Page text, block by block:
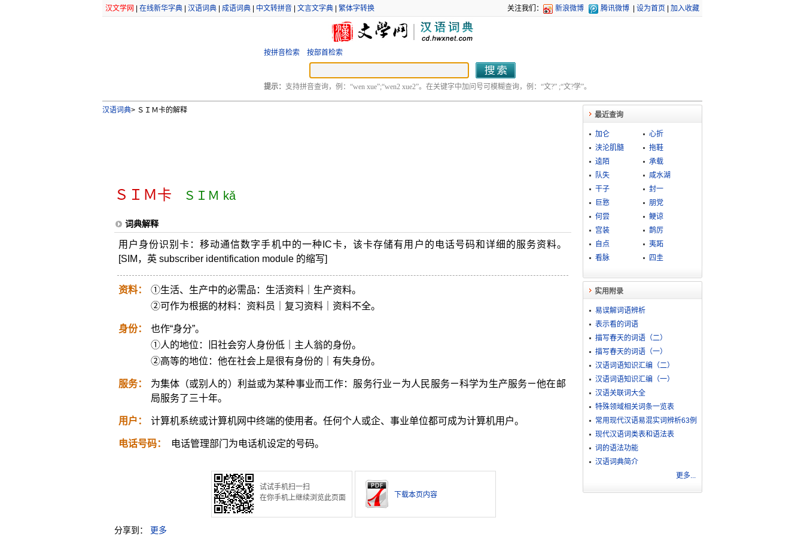
汉文学网 在线新华字典| 汉语词典| 成语词典| 中文转拼音| 文言文字典| 繁体字转换 关注我们： 新浪微博 腾讯微博 设为首页 加入收藏
按拼音检索 按部首检索
提示： 支持拼音查询，例：“wen xue”;“wen2 xue2”。在关键字中加问号可模糊查询，例：“文?” ;“文?学”。
汉语词典>ＳＩＭ卡的解释
ＳＩＭ卡 ＳＩＭ kǎ
词典解释
用户身份识别卡：移动通信数字手机中的一种IC卡，该卡存储有用户的电话号码和详细的服务资料。
[SIM，英 subscriber identification module 的缩写]
资料：
①生活、生产中的必需品：生活资料｜生产资料。
②可作为根据的材料：资料员｜复习资料｜资料不全。
身份：
也作“身分”。
①人的地位：旧社会穷人身份低｜主人翁的身份。
②高等的地位：他在社会上是很有身份的｜有失身份。
服务：
为集体（或别人的）利益或为某种事业而工作：服务行业ㄧ为人民服务ㄧ科学为生产服务ㄧ他在邮
局服务了三十年。
用户： 计算机系统或计算机网中终端的使用者。任何个人或企、事业单位都可成为计算机用户。
电话号码： 电话管理部门为电话机设定的号码。
试试手机扫一扫
在你手机上继续浏览此页面
下载本页内容
分享到： 更多
最近查询
加仑
心折
浃沦肌髓
拖鞋
逵陌
承载
队失
咸水湖
干子
封一
巨憝
朋党
何尝
鲠谅
宫装
鹊厉
自点
夷跖
看脉
四圭
实用附录
易误解词语辨析
表示看的词语
描写春天的词语（二）
描写春天的词语（一）
汉语词语知识汇编（二）
汉语词语知识汇编（一）
汉语关联词大全
特殊领域相关词条一览表
常用现代汉语易混实词辨析63例
现代汉语词类表和语法表
词的语法功能
汉语词典简介
更多...